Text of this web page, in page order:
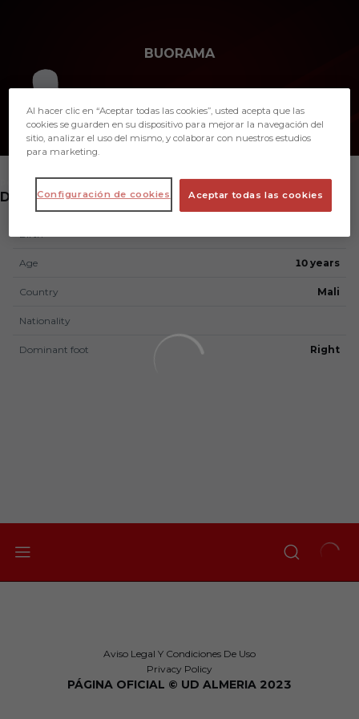
BUORAMA
2
DEFENDER
Birth
Age 10 years
Country Mali
Nationality
Dominant foot Right
Aviso Legal Y Condiciones De Uso
Privacy Policy
PÁGINA OFICIAL © UD ALMERIA 2023
Al hacer clic en “Aceptar todas las cookies”, usted acepta que las
cookies se guarden en su dispositivo para mejorar la navegación del
sitio, analizar el uso del mismo, y colaborar con nuestros estudios
para marketing.
Aceptar todas las cookies
Configuración de cookies